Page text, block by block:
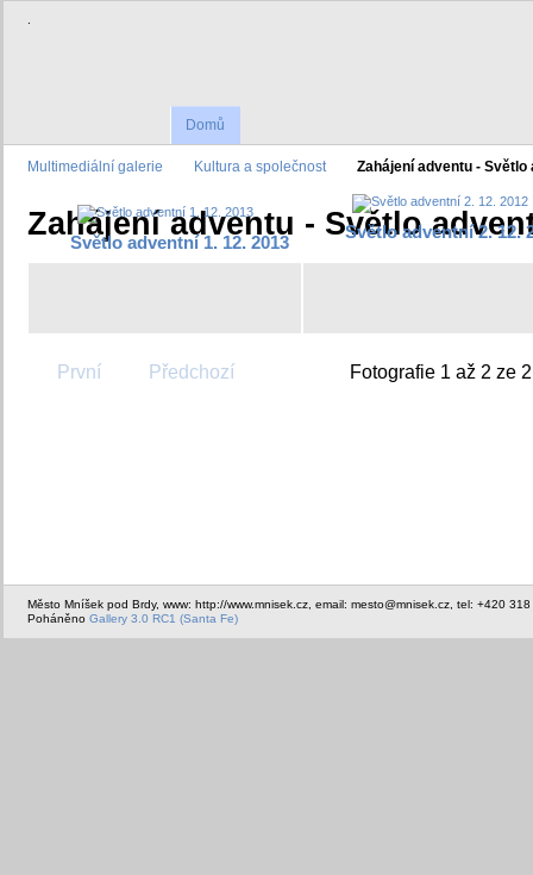
.
Domů
Multimediální galerie Kultura a společnost Zahájení adventu - Světlo
Zahájení adventu - Světlo
Světlo adventní 1. 12. 2013
Světlo adventní 2. 12.
První Předchozí Fotografie 1 až 2 ze 2
Město Mníšek pod Brdy, www: http://www.mnisek.cz, email: mesto@mnisek.cz, tel: +420
Poháněno Gallery 3.0 RC1 (Santa Fe)